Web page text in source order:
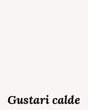
Gustari calde